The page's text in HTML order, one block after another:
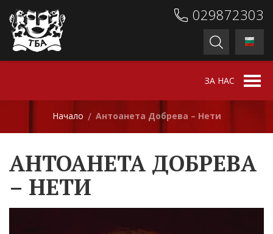
029872303
ЗА НАС
Начало / Антоанета Добрева – Нети
АНТОАНЕТА ДОБРЕВА
– НЕТИ